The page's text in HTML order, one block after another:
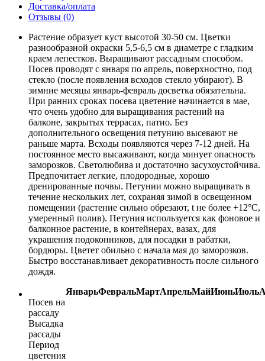
Доставка/оплата
Отзывы (0)
Растение образует куст высотой 30-50 см. Цветки
разнообразной окраски 5,5-6,5 см в диаметре с гладким
краем лепестков. Выращивают рассадным способом.
Посев проводят с января по апрель, поверхностно, под
стекло (после появления всходов стекло убирают). В
зимние месяцы январь-февраль досветка обязательна.
При ранних сроках посева цветение начинается в мае,
что очень удобно для выращивания растений на
балконе, закрытых террасах, патио. Без
дополнительного освещения петунию высевают не
раньше марта. Всходы появляются через 7-12 дней. На
постоянное место высаживают, когда минует опасность
заморозков. Светолюбива и достаточно засухоустойчива.
Предпочитает легкие, плодородные, хорошо
дренированные почвы. Петунии можно выращивать в
течение нескольких лет, сохраняя зимой в освещенном
помещении (растение сильно обрезают, t не более +12°С,
умеренный полив). Петуния используется как фоновое и
балконное растение, в контейнерах, вазах, для
украшения подоконников, для посадки в рабатки,
бордюры. Цветет обильно с начала мая до заморозков.
Быстро восстанавливает декоративность после сильного
дождя.
ЯнварьФевральМартАпрельМайИюньИюль
Посев на
рассаду
Высадка
рассады
Период
цветения